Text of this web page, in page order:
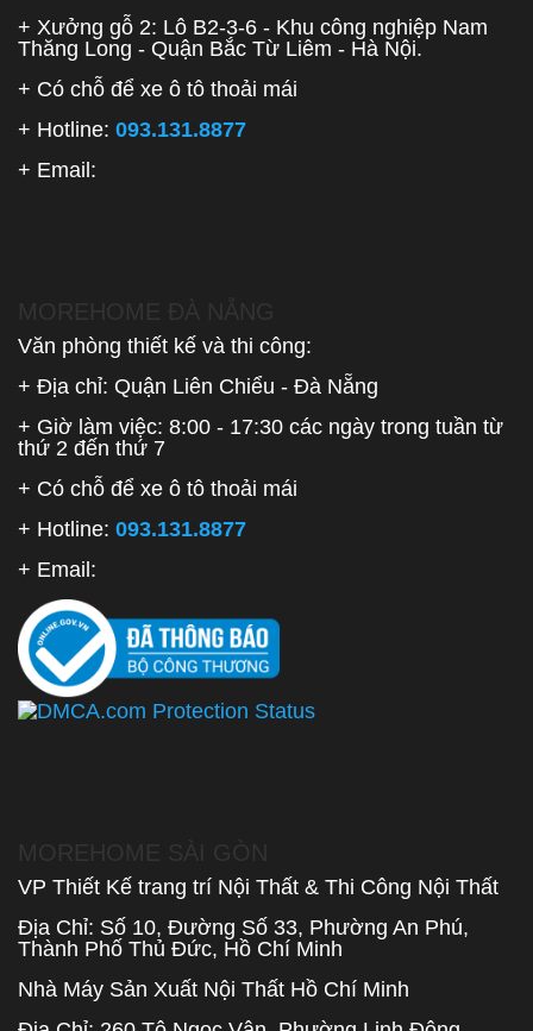
+ Xưởng gỗ 2: Lô B2-3-6 - Khu công nghiệp Nam
Thăng Long - Quận Bắc Từ Liêm - Hà Nội.
+ Có chỗ để xe ô tô thoải mái
+ Hotline: 093.131.8877
+ Email:
Văn phòng thiết kế và thi công:
+ Địa chỉ: Quận Liên Chiểu - Đà Nẵng
+ Giờ làm việc: 8:00 - 17:30 các ngày trong tuần từ
thứ 2 đến thứ 7
+ Có chỗ để xe ô tô thoải mái
+ Hotline: 093.131.8877
+ Email:
VP Thiết Kế trang trí Nội Thất & Thi Công Nội Thất
Địa Chỉ: Số 10, Đường Số 33, Phường An Phú,
Thành Phố Thủ Đức, Hồ Chí Minh
Nhà Máy Sản Xuất Nội Thất Hồ Chí Minh